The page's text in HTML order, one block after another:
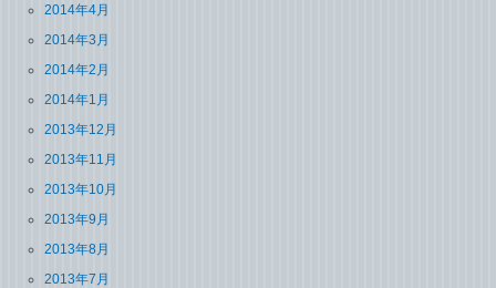
2014年4月
2014年3月
2014年2月
2014年1月
2013年12月
2013年11月
2013年10月
2013年9月
2013年8月
2013年7月